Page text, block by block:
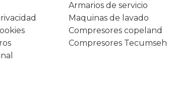
Armarios de servicio
Maquinas de lavado
Compresores copeland
Compresores Tecumseh